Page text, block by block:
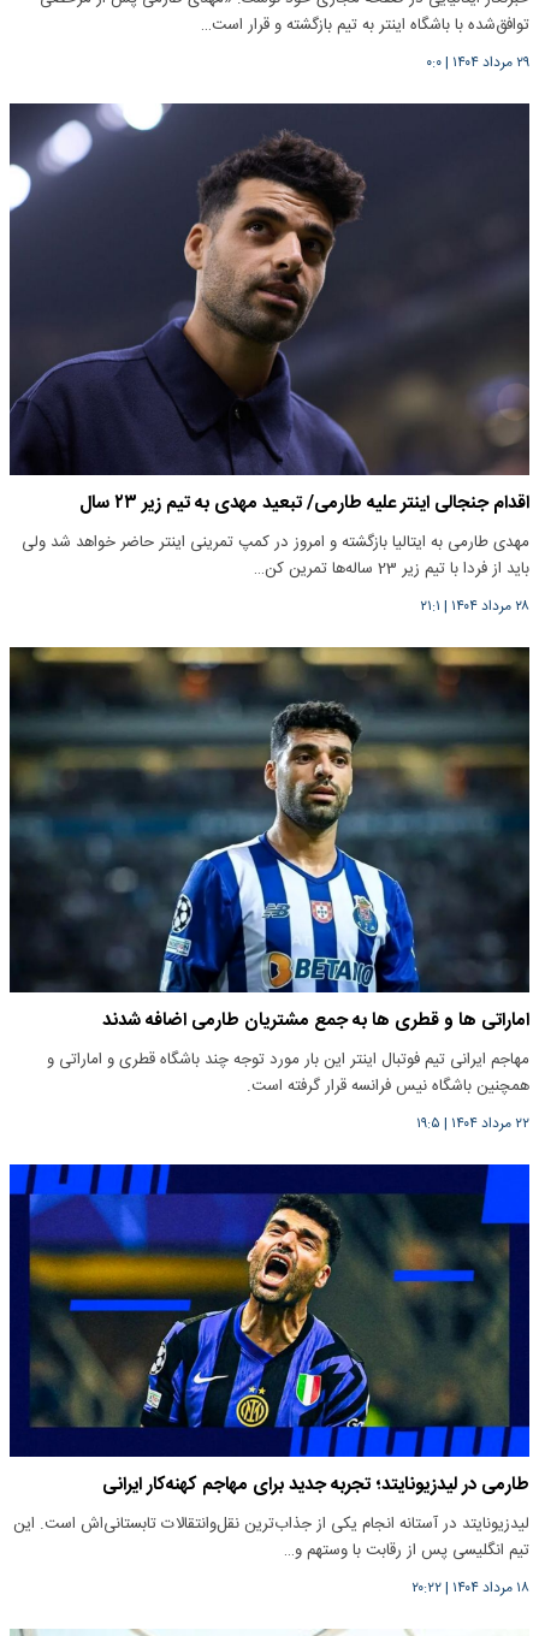
توافق‌شده با باشگاه اینتر به تیم بازگشته و قرار است…
۲۹ مرداد ۱۴۰۴ |۰:۰
اقدام جنجالی اینتر علیه طارمی/ تبعید مهدی به تیم زیر ۲۳ سال
مهدی طارمی به ایتالیا بازگشته و امروز در کمپ تمرینی اینتر حاضر خواهد شد ولی
باید از فردا با تیم زیر 23 ساله‌ها تمرین کن…
۲۸ مرداد ۱۴۰۴ | ۲۱:۱
اماراتی ها و قطری ها به جمع مشتریان طارمی اضافه شدند
مهاجم ایرانی تیم فوتبال اینتر این بار مورد توجه چند باشگاه قطری و اماراتی و
همچنین باشگاه نیس فرانسه قرار گرفته است.
۲۲ مرداد ۱۴۰۴ | ۱۹:۵
طارمی در لیدزیونایتد؛ تجربه جدید برای مهاجم کهنه‌کار ایرانی
لیدزیونایتد در آستانه انجام یکی از جذاب‌ترین نقل‌وانتقالات تابستانی‌اش است. این
تیم انگلیسی پس از رقابت با وستهم و…
۱۸ مرداد ۱۴۰۴ |۲۰:۲۲